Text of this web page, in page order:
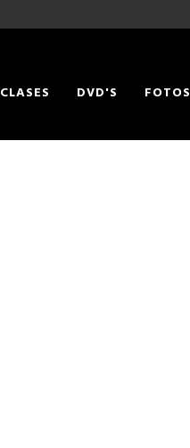
CLASES DVD'S FOTOS